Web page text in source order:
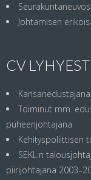
Johtamisen
CV
Toiminut mm.
puheenjohtajana
Kehityspoliittisen
SEKL:n
piirijohtajana